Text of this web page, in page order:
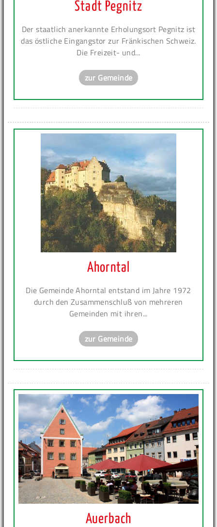
Stadt Pegnitz
Der staatlich anerkannte Erholungsort Pegnitz ist
das östliche Eingangstor zur Fränkischen Schweiz.
Die Freizeit- und...
zur Gemeinde
Ahorntal
Die Gemeinde Ahorntal entstand im Jahre 1972
durch den Zusammenschluß von mehreren
Gemeinden mit ihren...
zur Gemeinde
Auerbach